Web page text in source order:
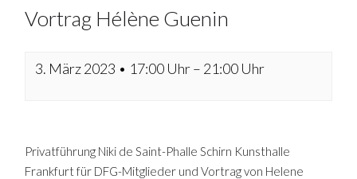
Vortrag Hélène Guenin
3. März 2023 • 17:00 Uhr– 21:00 Uhr
Privatführung Niki de Saint-Phalle Schirn Kunsthalle
Frankfurt für DFG-Mitglieder und Vortrag von Helene